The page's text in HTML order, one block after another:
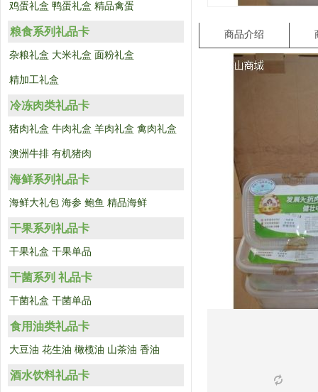
鸡蛋礼盒 鸭蛋礼盒 精品禽蛋
粮食系列礼品卡
杂粮礼盒 大米礼盒 面粉礼盒
精加工礼盒
冷冻肉类礼品卡
猪肉礼盒 牛肉礼盒 羊肉礼盒 禽肉礼盒
澳洲牛排 有机猪肉
海鲜系列礼品卡
海鲜大礼包 海参 鲍鱼 精品海鲜
干果系列礼品卡
干果礼盒 干果单品
干菌系列 礼品卡
干菌礼盒 干菌单品
食用油类礼品卡
大豆油 花生油 橄榄油 山茶油 香油
酒水饮料礼品卡
商品介绍